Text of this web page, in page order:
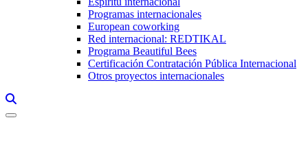
Programas internacionales
European coworking
Red internacional: REDTIKAL
Programa Beautiful Bees
Certificación Contratación Pública Internacional
Otros proyectos internacionales